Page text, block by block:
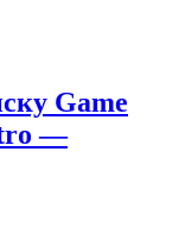
Game
—